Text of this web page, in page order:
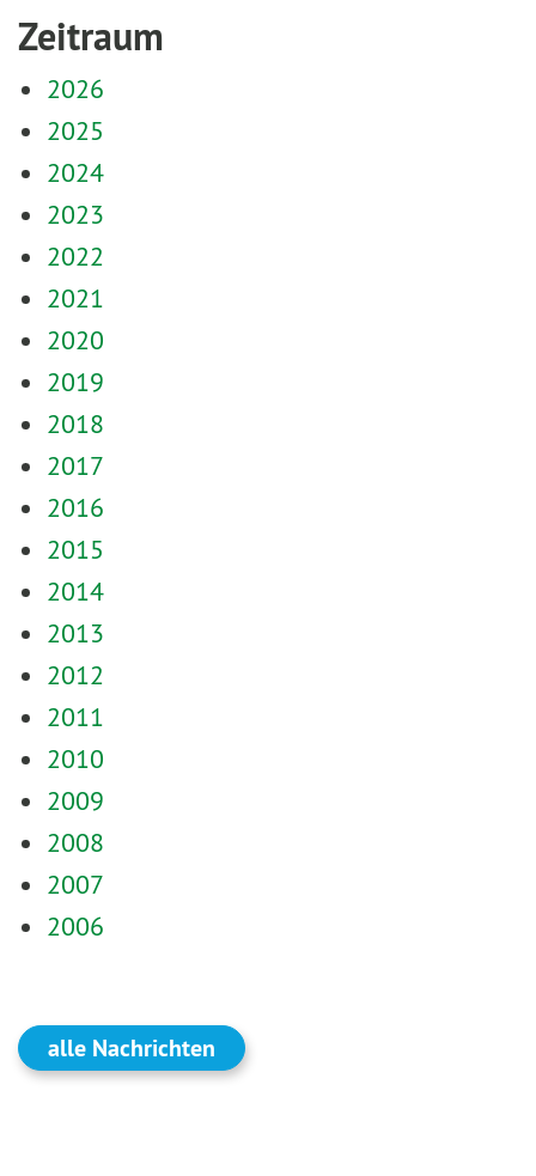
Zeitraum
2026
2025
2024
2023
2022
2021
2020
2019
2018
2017
2016
2015
2014
2013
2012
2011
2010
2009
2008
2007
2006
alle Nachrichten